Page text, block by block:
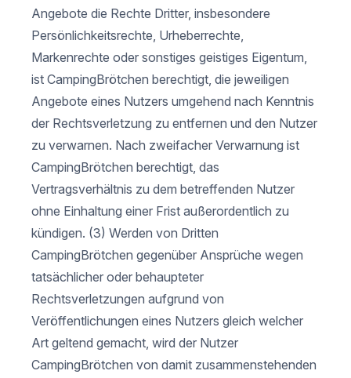
Angebote die Rechte Dritter, insbesondere
Persönlichkeitsrechte, Urheberrechte,
Markenrechte oder sonstiges geistiges Eigentum,
ist CampingBrötchen berechtigt, die jeweiligen
Angebote eines Nutzers umgehend nach Kenntnis
der Rechtsverletzung zu entfernen und den Nutzer
zu verwarnen. Nach zweifacher Verwarnung ist
CampingBrötchen berechtigt, das
Vertragsverhältnis zu dem betreffenden Nutzer
ohne Einhaltung einer Frist außerordentlich zu
kündigen. (3) Werden von Dritten
CampingBrötchen gegenüber Ansprüche wegen
tatsächlicher oder behaupteter
Rechtsverletzungen aufgrund von
Veröffentlichungen eines Nutzers gleich welcher
Art geltend gemacht, wird der Nutzer
CampingBrötchen von damit zusammenstehenden